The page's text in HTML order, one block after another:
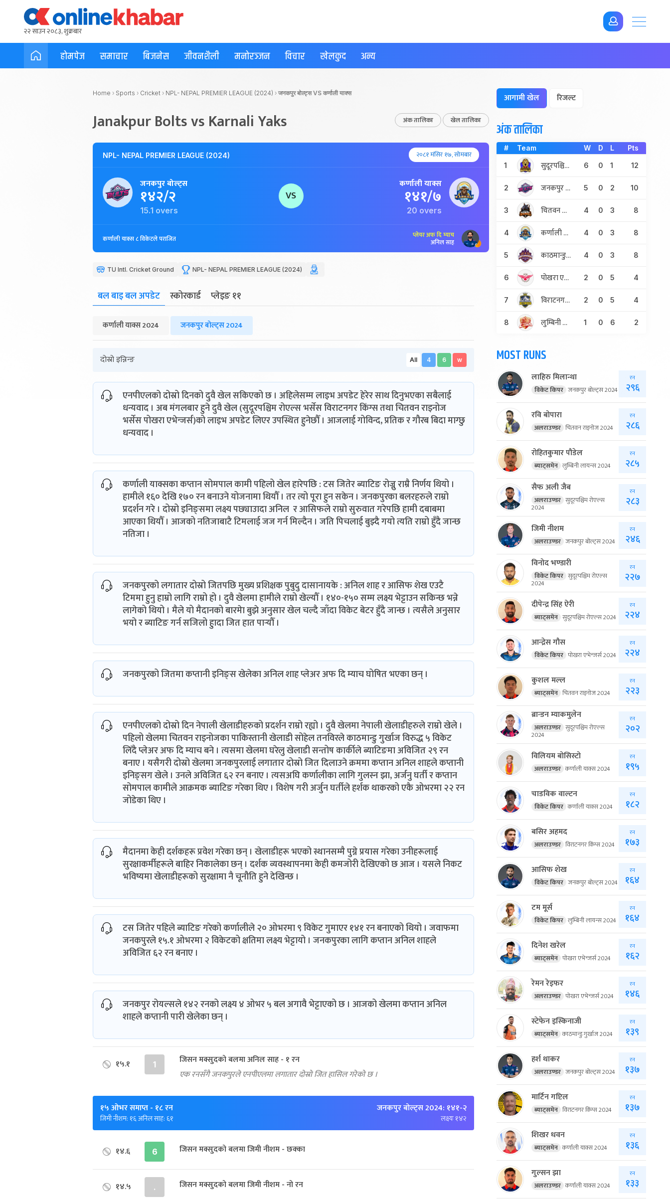
२२ साउन २०८३, शुक्रबार
होमपेज समाचार बिजनेस जीवनशैली मनोरञ्जन विचार खेलकुद अन्य
Home › Sports › Cricket › NPL- NEPAL PREMIER LEAGUE (2024) › जनकपुर बोल्ट्स VS कर्णाली याक्स
Janakpur Bolts vs Karnali Yaks अंक तालिका खेल तालिका
NPL- NEPAL PREMIER LEAGUE (2024) २०८१ मंसिर १७, सोमबार
जनकपुर बोल्ट्स
१४२/२
15.1 overs
VS
कर्णाली याक्स
१४१/७
20 overs
कर्णाली याक्स ८ विकेटले पराजित प्लेयर अफ दि म्याच
अनिल साह
TU Intl. Cricket Ground NPL- NEPAL PREMIER LEAGUE (2024)
बल बाइ बल अपडेट स्कोरकार्ड प्लेइङ ११
कर्णाली याक्स 2024 जनकपुर बोल्ट्स 2024
दोस्रो इन्निन्ङ All 4 6 w
एनपीएलको दोस्रो दिनको दुवै खेल सकिएको छ । अहिलेसम्म लाइभ अपडेट हेरेर साथ दिनुभएका सबैलाई
धन्यवाद । अब मंगलबार हुने दुवै खेल (सुदूरपश्चिम रोएल्स भर्सेस विराटनगर किंग्स तथा चितवन राइनोज
भर्सेस पोखरा एभेन्जर्स)को लाइभ अपडेट लिएर उपस्थित हुनेछौँ । आजलाई गोविन्द, प्रतिक र गौरब बिदा माग्छु
धन्यवाद ।
कर्णाली याक्सका कप्तान सोमपाल कामी पहिलो खेल हारेपछि : टस जितेर ब्याटिङ रोज्नु राम्रै निर्णय थियो ।
हामीले १६० देखि १७० रन बनाउने योजनामा थियौँ । तर त्यो पूरा हुन सकेन । जनकपुरका बलरहरुले राम्रो
प्रदर्शन गरे । दोस्रो इनिङ्समा लक्ष्य पछ्याउादा अनिल र आसिफले राम्रो सुरुवात गरेपछि हामी दबाबमा
आएका थियौँ । आजको नतिजाबाटै टिमलाई जज गर्न मिल्दैन । जति पिचलाई बुझ्दै गयो त्यति राम्रो हुँदै जान्छ
नतिजा ।
जनकपुरको लगातार दोस्रो जितपछि मुख्य प्रशिक्षक पुबुदु दासानायके : अनिल शाह र आसिफ शेख एउटै
टिममा हुनु हाम्रो लागि राम्रो हो । दुवै खेलमा हामीले राम्रो खेल्यौँ । १४०-१५० सम्म लक्ष्य भेट्टाउन सकिन्छ भन्ने
लागेको थियो । मैले यो मैदानको बारमेा बुझे अनुसार खेल चल्दै जाँदा विकेट बेटर हुँदै जान्छ । त्यसैले अनुसार
भयो र ब्याटिङ गर्न सजिलो हुादा जित हात पार्‍यौँ ।
जनकपुरको जितमा कप्तानी इनिङ्स खेलेका अनिल शाह प्लेअर अफ दि म्याच घोषित भएका छन् ।
एनपीएलको दोस्रो दिन नेपाली खेलाडीहरुको प्रदर्शन राम्रो रह्यो । दुवै खेलमा नेपाली खेलाडीहरुले राम्रो खेले ।
पहिलो खेलमा चितवन राइनोजका पाकिस्तानी खेलाडी सोहेल तनविरले काठमान्डु गुर्खाज विरुद्ध ५ विकेट
लिँदै प्लेअर अफ दि म्याच बने । त्यसमा खेलमा घरेलु खेलाडी सन्तोष कार्कीले ब्याटिङमा अविजित २९ रन
बनाए । यसैगरी दोस्रो खेलमा जनकपुरलाई लगातार दोस्रो जित दिलाउने क्रममा कप्तान अनिल शाहले कप्तानी
इनिङ्सग खेले । उनले अविजित ६२ रन बनाए । त्यसअघि कर्णालीका लागि गुलस्न झा, अर्जनु घर्ती र कप्तान
सोमपाल कामीले आक्रमक ब्याटिङ गरेका थिए । विशेष गरी अर्जुन घर्तीले हर्शक थाकरको एकै ओभरमा २२ रन
जोडेका थिए ।
मैदानमा केही दर्शकहरू प्रवेश गरेका छन् । खेलाडीहरू भएको स्थानसम्मै पुग्ने प्रयास गरेका उनीहरूलाई
सुरक्षाकर्मीहरूले बाहिर निकालेका छन् । दर्शक व्यवस्थापनमा केही कमजोरी देखिएको छ आज । यसले निकट
भविष्यमा खेलाडीहरूको सुरक्षामा नै चूनौति हुने देखिन्छ ।
टस जितेर पहिले ब्याटिङ गरेको कर्णालीले २० ओभरमा ९ विकेट गुमाएर १४१ रन बनाएको थियो । जवाफमा
जनकपुरले १५.१ ओभरमा २ विकेटको क्षतिमा लक्ष्य भेट्टायो । जनकपुरका लागि कप्तान अनिल शाहले
अविजित ६२ रन बनाए ।
जनकपुर रोयल्सले १४२ रनको लक्ष्य ४ ओभर ५ बल अगावै भेट्टाएको छ । आजको खेलमा कप्तान अनिल
शाहले कप्तानी पारी खेलेका छन् ।
१५.१ 1
जिसन मक्सुदको बलमा अनिल साह - १ रन
एक रनसँगै जनकपुरले एनपीएलमा लगातार दोस्रो जित हासिल गरेको छ ।
१५ ओभर समाप्त- १८ रन
जिमी नीशम: १६ अनिल साह: ६१
जनकपुर बोल्ट्स 2024: १४१-२
लक्ष्यः १४२
१४.६ 6 जिसन मक्सुदको बलमा जिमी नीशम - छक्का
१४.५ . जिसन मक्सुदको बलमा जिमी नीशम - नो रन
आगामी खेल रिजल्ट
अंक तालिका
# Team W D L Pts
1 सुदूरपश्चिम रोएल्स 6 0 1 12
2 जनकपुर बोल्ट्स 5 0 2 10
3 चितवन राइनोज 4 0 3 8
4 कर्णाली याक्स 4 0 3 8
5 काठमान्डु गुर्खाज 4 0 3 8
6 पोखरा एभेन्जर्स 2 0 5 4
7 विराटनगर किंग्स 2 0 5 4
8 लुम्बिनी लायन्स 1 0 6 2
MOST RUNS
लाहिरु मिलान्था
विकेट किपर जनकपुर बोल्ट्स 2024
रन
२९६
रवि बोपारा
अलराउण्डर चितवन राइनोज 2024
रन
२८६
रोहितकुमार पौडेल
ब्याट्समेन लुम्बिनी लायन्स 2024
रन
२८५
सैफ अली जैब
अलराउण्डर सुदूरपश्चिम रोएल्स
2024
रन
२८३
जिमी नीशम
अलराउण्डर जनकपुर बोल्ट्स 2024
रन
२४६
विनोद भण्डारी
विकेट किपर सुदूरपश्चिम रोएल्स
2024
रन
२२७
दीपेन्द्र सिंह ऐरी
ब्याट्समेन सुदूरपश्चिम रोएल्स 2024
रन
२२४
आन्द्रेस गौस
विकेट किपर पोखरा एभेन्जर्स 2024
रन
२२४
कुशल मल्ल
ब्याट्समेन चितवन राइनोज 2024
रन
२२३
ब्रान्डन म्याकमुलेन
अलराउण्डर सुदूरपश्चिम रोएल्स
2024
रन
२०२
विलियम बोसिस्टो
अलराउण्डर कर्णाली याक्स 2024
रन
१९५
चाडविक वाल्टन
विकेट किपर कर्णाली याक्स 2024
रन
१८२
बसिर अहमद
अलराउण्डर विराटनगर किंग्स 2024
रन
१७३
आसिफ शेख
विकेट किपर जनकपुर बोल्ट्स 2024
रन
१६४
टम मूर्स
विकेट किपर लुम्बिनी लायन्स 2024
रन
१६४
दिनेश खरेल
ब्याट्समेन पोखरा एभेन्जर्स 2024
रन
१६२
रेमन रेइफर
अलराउण्डर पोखरा एभेन्जर्स 2024
रन
१४६
स्टेफेन इस्किनाजी
ब्याट्समेन काठमान्डु गुर्खाज 2024
रन
१३९
हर्श थाकर
अलराउण्डर जनकपुर बोल्ट्स 2024
रन
१३७
मार्टिन गप्टिल
ब्याट्समेन विराटनगर किंग्स 2024
रन
१३७
शिखर धवन
ब्याट्समेन कर्णाली याक्स 2024
रन
१३६
गुल्सन झा
अलराउण्डर कर्णाली याक्स 2024
रन
१३३